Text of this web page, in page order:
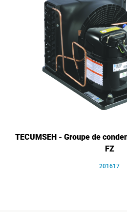
TECUMSEH - Groupe de
FZ
201617